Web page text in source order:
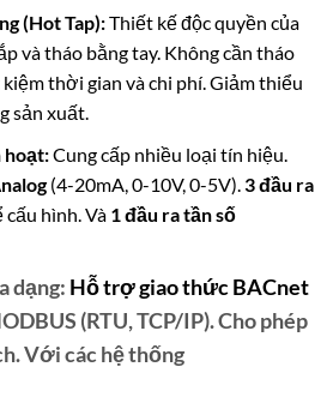
(Hot Tap):Thiết kế độc quyền của
và tháo bằng tay. Không cần tháo
thời gian và chi phí. Giảm thiểu
sản xuất.
hoạt:Cung cấp nhiều loại tín hiệu.
(4-20mA, 0-10V, 0-5V). 3 đầu ra
cấu hình. Và 1 đầu ra tần số
dạng: Hỗ trợ giao thứcBACnet
(RTU, TCP/IP). Cho phép
Với các hệ thống